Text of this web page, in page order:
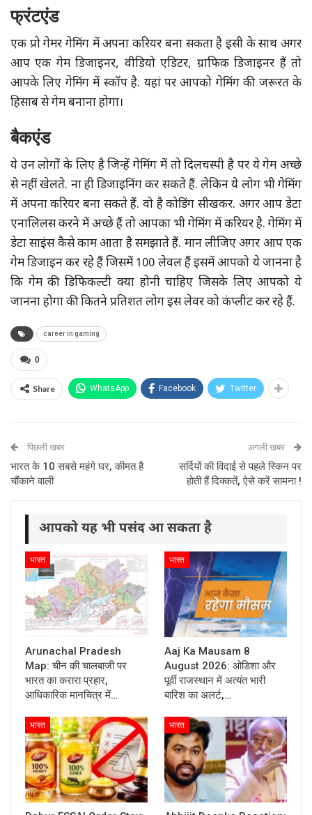
फ्रंटएंड
एक प्रो गेमर गेमिंग में अपना करियर बना सकता है इसी के साथ अगर
आप एक गेम डिजाइनर, वीडियो एडिटर, ग्राफिक डिजाइनर हैं तो
आपके लिए गेमिंग में स्कॉप है. यहां पर आपको गेमिंग की जरूरत के
हिसाब से गेम बनाना होगा।
बैकएंड
ये उन लोगों के लिए है जिन्हें गेमिंग में तो दिलचस्पी है पर ये गेम अच्छे
से नहीं खेलते. ना ही डिजाइनिंग कर सकते हैं. लेकिन ये लोग भी गेमिंग
में अपना करियर बना सकते हैं. वो है कोडिंग सीखकर. अगर आप डेटा
एनालिलस करने में अच्छे हैं तो आपका भी गेमिंग में करियर है. गेमिंग में
डेटा साइंस कैसे काम आता है समझाते हैं. मान लीजिए अगर आप एक
गेम डिजाइन कर रहे हैं जिसमें 100 लेवल हैं इसमें आपको ये जानना है
कि गेम की डिफिकल्टी क्या होनी चाहिए जिसके लिए आपको ये
जानना होगा की कितने प्रतिशत लोग इस लेवर को कंप्लीट कर रहे हैं.
career in gaming
0
Share WhatsApp Facebook Twitter
पिछली खबर
भारत के 10 सबसे महंगे घर, कीमत है
चौंकाने वाली
अगली खबर
सर्दियों की विदाई से पहले स्किन पर
होती हैं दिक्कतें, ऐसे करें सामना !
आपको यह भी पसंद आ सकता है
भारत
Arunachal Pradesh
Map: चीन की चालबाजी पर
भारत का करारा प्रहार,
आधिकारिक मानचित्र में…
भारत
Aaj Ka Mausam 8
August 2026: ओडिशा और
पूर्वी राजस्थान में अत्यंत भारी
बारिश का अलर्ट,…
भारत भारत